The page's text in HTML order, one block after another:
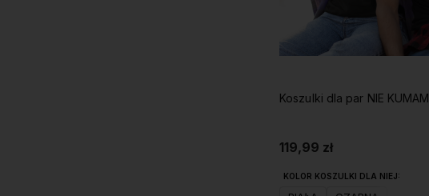
Koszulki dla par NIE KUMAM
119,99 zł
KOLOR KOSZULKI DLA NIEJ: